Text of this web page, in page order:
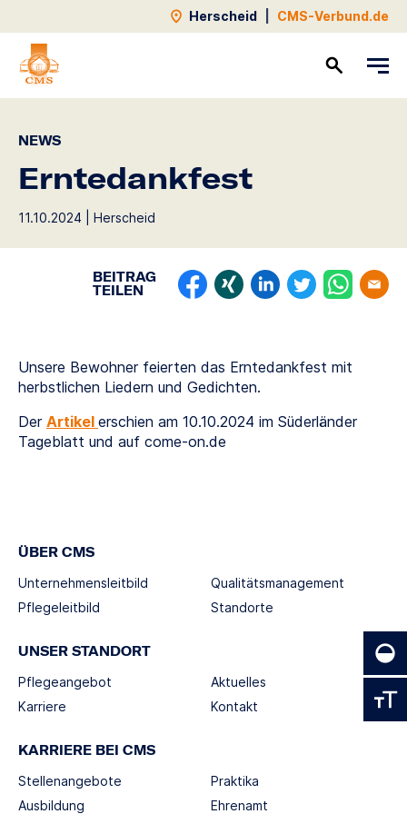
Herscheid CMS-Verbund.de
NEWS
Erntedankfest
11.10.2024 | Herscheid
BEITRAG
TEILEN
Unsere Bewohner feierten das Erntedankfest mit
herbstlichen Liedern und Gedichten.
Der Artikel erschien am 10.10.2024 im Süderländer
Tageblatt und auf come-on.de
ÜBER CMS
Unternehmensleitbild
Pflegeleitbild
Qualitätsmanagement
Standorte
UNSER STANDORT
Pflegeangebot
Karriere
Aktuelles
Kontakt
KARRIERE BEI CMS
Stellenangebote
Ausbildung
Praktika
Ehrenamt